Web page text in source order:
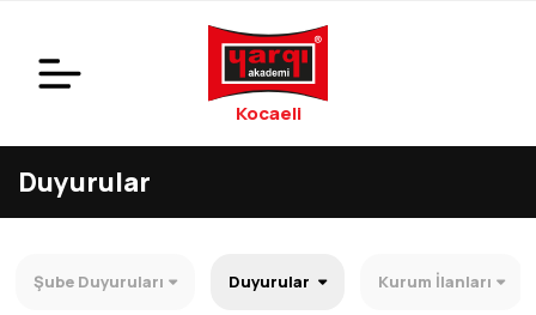
Kocaeli
Duyurular
Şube Duyuruları Duyurular Kurum İlanları